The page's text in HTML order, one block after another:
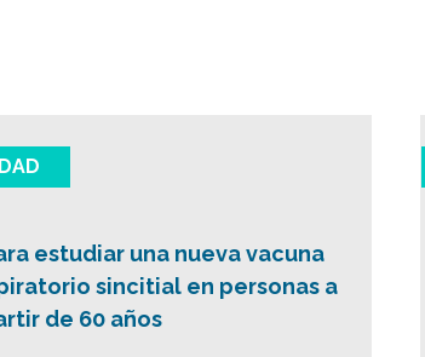
estudiar una nueva vacuna
sincitial en personas a
de 60 años